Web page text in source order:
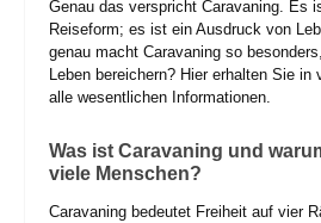
Genau das verspricht Caravaning. Es
Reiseform; es ist ein Ausdruck von
genau macht Caravaning so
Leben bereichern? Hier erhalten Sie in
alle wesentlichen Informationen.
Was ist Caravaning und
viele Menschen?
Caravaning bedeutet Freiheit auf vier